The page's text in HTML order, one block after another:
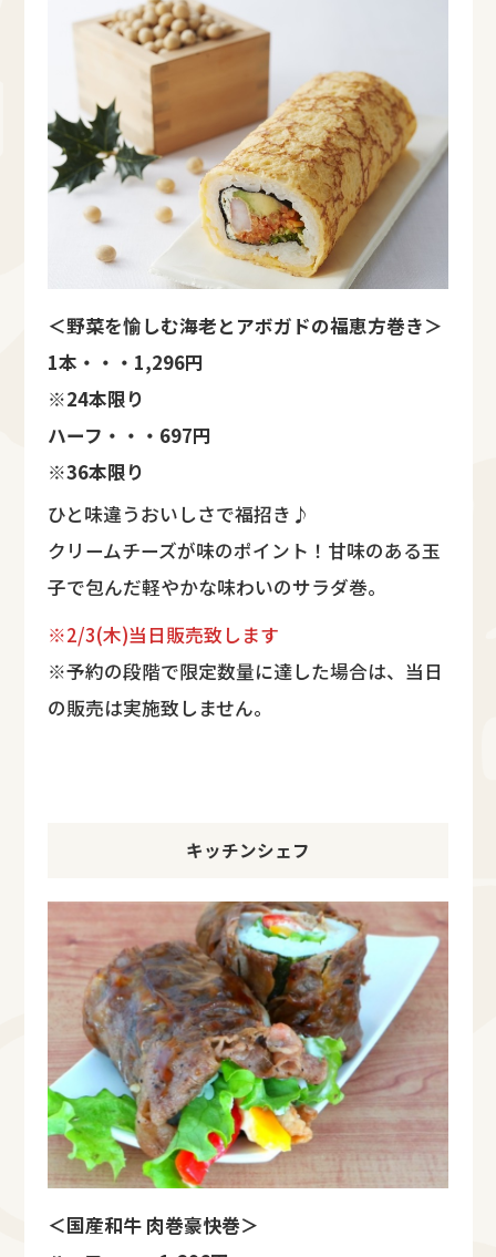
＜野菜を愉しむ海老とアボガドの福恵方巻き＞
1本・・・1,296円
※24本限り
ハーフ・・・697円
※36本限り
ひと味違うおいしさで福招き♪
クリームチーズが味のポイント！甘味のある玉
子で包んだ軽やかな味わいのサラダ巻。
※2/3(木)当日販売致します
※予約の段階で限定数量に達した場合は、当日
の販売は実施致しません。
キッチンシェフ
＜国産和牛 肉巻豪快巻＞